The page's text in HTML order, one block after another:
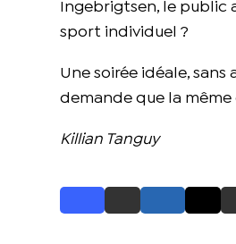
Ingebrigtsen, le public
sport individuel ?
Une soirée idéale,
demande que la même
Killian Tanguy